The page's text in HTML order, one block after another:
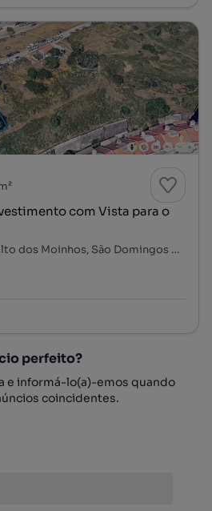
Rua Cidade de Rabat, Alto dos Moinhos, São Domingos de Benfica, Lisboa, Lisboa
perfeito?
e informá-lo(a)-emos quando
coincidentes.